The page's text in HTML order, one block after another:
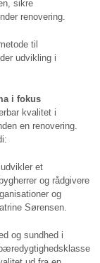
sikre
renovering.
til
udvikling i
i fokus
kvalitet i
en renovering.
et
og rådgivere
og
Sørensen.
og sundhed i